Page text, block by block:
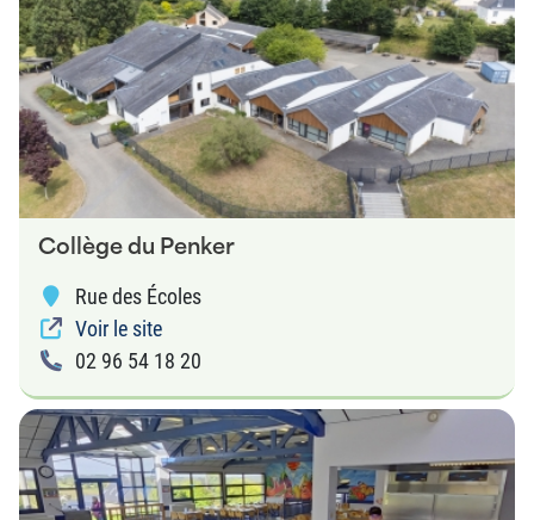
Collège du Penker
Rue des Écoles
Voir le site
02 96 54 18 20